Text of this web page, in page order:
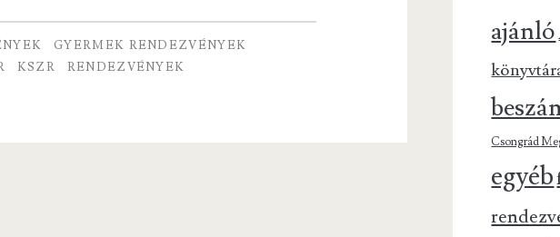
GYERMEK RENDEZVÉNYEK
KSZR RENDEZVÉNYEK
ajánló
Csongrád
egyéb